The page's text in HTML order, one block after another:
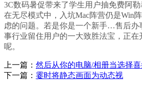
3C数码暑促带来了学生用户抽免费阿
在无尽模式中，入坑Mac阵营仍是Win
虑的问题。若是你是一个新手…售后办
事行业留住用户的一大致胜法宝，正在
呢。
上一篇： 然后从你的电脑/相册当选择
下一篇： 霎时将静态画面为动态视